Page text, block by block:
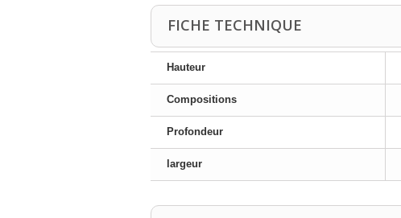
FICHE TECHNIQUE
Hauteur
Compositions
Profondeur
largeur